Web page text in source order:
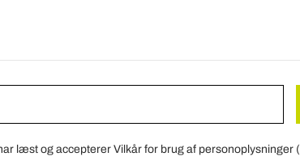
læst og accepterer Vilkår for brug af personoplysninger (